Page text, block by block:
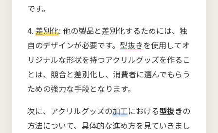
です。
4. 差別化: 他の製品と差別化するためには、独
自のデザインが必要です。 型抜きを使用してオ
リジナルな形状を持つアクリルグッズを作るこ
とは、競合と差別化し、消費者に選んでもらう
ための強力な手段となります。
次に、アクリルグッズの加工における型抜きの
方法について、具体的な進め方を見ていきまし